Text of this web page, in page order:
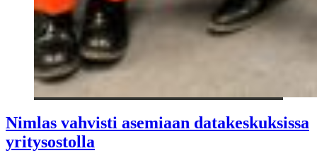
Nimlas vahvisti asemiaan datakeskuksissa
yritysostolla